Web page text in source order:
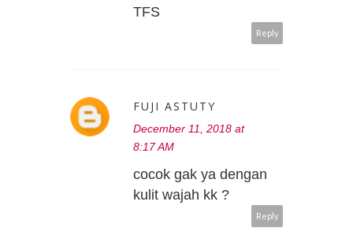
TFS
Reply
FUJI ASTUTY
December 11, 2018 at
8:17 AM
cocok gak ya dengan
kulit wajah kk ?
Reply